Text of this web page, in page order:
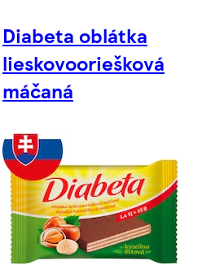
Diabeta oblátka
lieskovooriešková
máčaná